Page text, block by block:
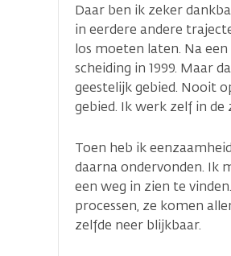
Daar ben ik zeker
in eerdere andere
los moeten laten. Na een
scheiding in 1999. Maar
geestelijk gebied. Nooit
gebied. Ik werk zelf in de
Toen heb ik
daarna ondervonden. Ik
een weg in zien te
processen, ze komen
zelfde neer blijkbaar.